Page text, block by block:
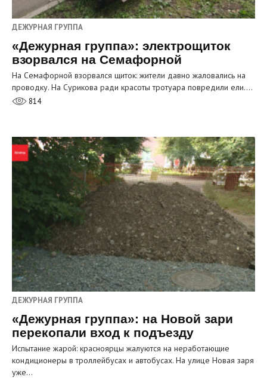
ДЕЖУРНАЯ ГРУППА
«Дежурная группа»: электрощиток
взорвался на Семафорной
На Семафорной взорвался щиток: жители давно жаловались на
проводку. На Сурикова ради красоты тротуара повредили ели.…
814
ДЕЖУРНАЯ ГРУППА
«Дежурная группа»: на Новой зари
перекопали вход к подъезду
Испытание жарой: красноярцы жалуются на неработающие
кондиционеры в троллейбусах и автобусах. На улице Новая заря
уже…